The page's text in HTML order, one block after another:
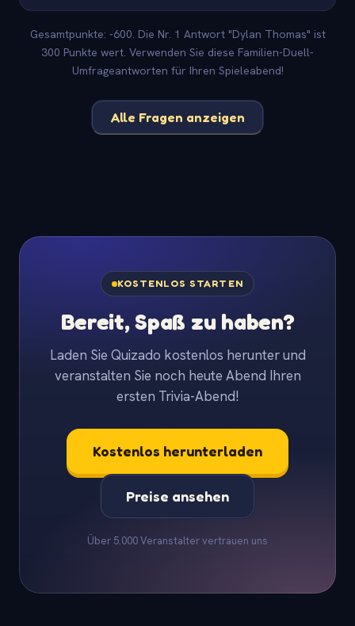
Gesamtpunkte: -600. Die Nr. 1 Antwort "Dylan Thomas" ist
300 Punkte wert. Verwenden Sie diese Familien-Duell-
Umfrageantworten für Ihren Spieleabend!
Alle Fragen anzeigen
KOSTENLOS STARTEN
Bereit, Spaß zu haben?
Laden Sie Quizado kostenlos herunter und
veranstalten Sie noch heute Abend Ihren
ersten Trivia-Abend!
Kostenlos herunterladen
Preise ansehen
Über 5.000 Veranstalter vertrauen uns